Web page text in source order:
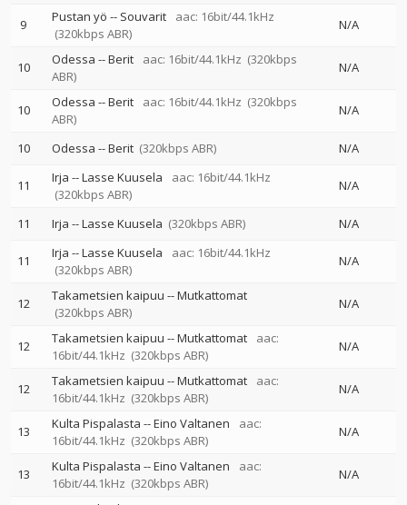
9 Pustan yö -- Souvarit
aac: 16bit/44.1kHz
(320kbps ABR)
N/A
10 Odessa --Berit aac: 16bit/44.1kHz (320kbps
ABR)
N/A
10 Odessa --Berit aac: 16bit/44.1kHz (320kbps
ABR)
N/A
10 Odessa --Berit (320kbps ABR) N/A
11 Irja --Lasse Kuusela
aac: 16bit/44.1kHz
(320kbps ABR)
N/A
11 Irja --Lasse Kuusela (320kbps ABR) N/A
11 Irja --Lasse Kuusela
aac: 16bit/44.1kHz
(320kbps ABR)
N/A
12 Takametsien kaipuu --Mutkattomat
(320kbps ABR)
N/A
12 Takametsien kaipuu --Mutkattomat
aac:
16bit/44.1kHz (320kbps ABR)
N/A
12 Takametsien kaipuu --Mutkattomat
aac:
16bit/44.1kHz (320kbps ABR)
N/A
13 Kulta Pispalasta --Eino Valtanen
aac:
16bit/44.1kHz (320kbps ABR)
N/A
13 Kulta Pispalasta --Eino Valtanen
aac:
16bit/44.1kHz (320kbps ABR)
N/A